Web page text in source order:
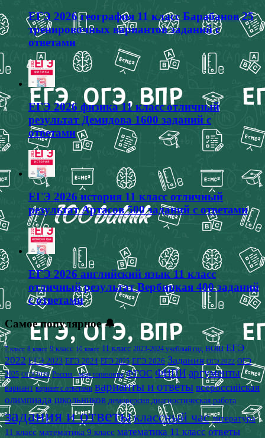
ЕГЭ 2026 география 11 класс Барабанов 25
тренировочных вариантов заданий с
ответами
ЕГЭ 2026 физика 11 класс отличный
результат Демидова 1600 заданий с
ответами
ЕГЭ 2026 история 11 класс отличный
результат Артасов 500 заданий с ответами
ЕГЭ 2026 английский язык 11 класс
отличный результат Вербицкая 400 заданий
с ответами
Самое популярное 🔔
7 класс 8 класс 9 класс 10 класс 11 класс 2023-2024 учебный год ВОШ ЕГЭ
2022 ЕГЭ 2023 ЕГЭ 2024 ЕГЭ 2025 ЕГЭ 2026 Задания ОГЭ 2022 ОГЭ
2025 ОГЭ 2026 Россия - мои горизонты ФГОС ФИПИ аргументы
вариант вариант с ответами варианты и ответы всероссийская
олимпиада школьников демоверсия диагностическая работа
задания и ответыклассный час литература
11 класс математика 9 класс математика 11 класс ответы